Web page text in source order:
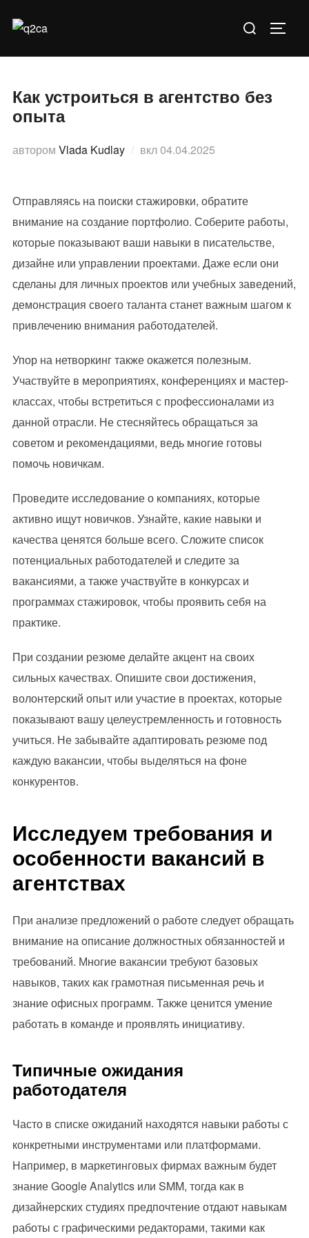
Искать:
Как устроиться в агентство без
опыта
автором Vlada Kudlay вклОпубликовано
04.04.2025
Отправляясь на поиски стажировки, обратите
внимание на создание портфолио. Соберите работы,
которые показывают ваши навыки в писательстве,
дизайне или управлении проектами. Даже если они
сделаны для личных проектов или учебных заведений,
демонстрация своего таланта станет важным шагом к
привлечению внимания работодателей.
Упор на нетворкинг также окажется полезным.
Участвуйте в мероприятиях, конференциях и мастер-
классах, чтобы встретиться с профессионалами из
данной отрасли. Не стесняйтесь обращаться за
советом и рекомендациями, ведь многие готовы
помочь новичкам.
Проведите исследование о компаниях, которые
активно ищут новичков. Узнайте, какие навыки и
качества ценятся больше всего. Сложите список
потенциальных работодателей и следите за
вакансиями, а также участвуйте в конкурсах и
программах стажировок, чтобы проявить себя на
практике.
При создании резюме делайте акцент на своих
сильных качествах. Опишите свои достижения,
волонтерский опыт или участие в проектах, которые
показывают вашу целеустремленность и готовность
учиться. Не забывайте адаптировать резюме под
каждую вакансии, чтобы выделяться на фоне
конкурентов.
Исследуем требования и
особенности вакансий в
агентствах
При анализе предложений о работе следует обращать
внимание на описание должностных обязанностей и
требований. Многие вакансии требуют базовых
навыков, таких как грамотная письменная речь и
знание офисных программ. Также ценится умение
работать в команде и проявлять инициативу.
Типичные ожидания
работодателя
Часто в списке ожиданий находятся навыки работы с
конкретными инструментами или платформами.
Например, в маркетинговых фирмах важным будет
знание Google Analytics или SMM, тогда как в
дизайнерских студиях предпочтение отдают навыкам
работы с графическими редакторами, такими как